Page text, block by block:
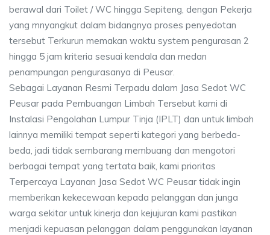
berawal dari Toilet / WC hingga Sepiteng, dengan Pekerja
yang mnyangkut dalam bidangnya proses penyedotan
tersebut Terkurun memakan waktu system pengurasan 2
hingga 5 jam kriteria sesuai kendala dan medan
penampungan pengurasanya di Peusar.
Sebagai Layanan Resmi Terpadu dalam Jasa Sedot WC
Peusar pada Pembuangan Limbah Tersebut kami di
Instalasi Pengolahan Lumpur Tinja (IPLT) dan untuk limbah
lainnya memiliki tempat seperti kategori yang berbeda-
beda, jadi tidak sembarang membuang dan mengotori
berbagai tempat yang tertata baik, kami prioritas
Terpercaya Layanan Jasa Sedot WC Peusar tidak ingin
memberikan kekecewaan kepada pelanggan dan junga
warga sekitar untuk kinerja dan kejujuran kami pastikan
menjadi kepuasan pelanggan dalam penggunakan layanan